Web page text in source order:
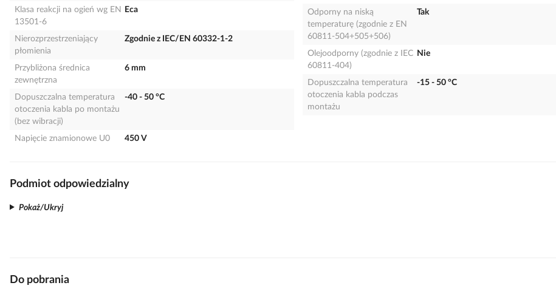
Klasa reakcji na ogień wg EN
13501-6
Eca
Nierozprzestrzeniający
płomienia
Zgodnie z IEC/EN 60332-1-2
Przybliżona średnica
zewnętrzna
6 mm
Dopuszczalna temperatura
otoczenia kabla po montażu
(bez wibracji)
-40 - 50 °C
Napięcie znamionowe U0 450 V
Odporny na niską
temperaturę (zgodnie z EN
60811-504+505+506)
Tak
Olejoodporny (zgodnie z IEC
60811-404)
Nie
Dopuszczalna temperatura
otoczenia kabla podczas
montażu
-15 - 50 °C
Podmiot odpowiedzialny
Pokaż/Ukryj
Do pobrania